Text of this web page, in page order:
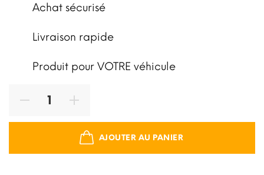
Achat sécurisé
Livraison rapide
Produit pour VOTRE véhicule
AJOUTER AU PANIER